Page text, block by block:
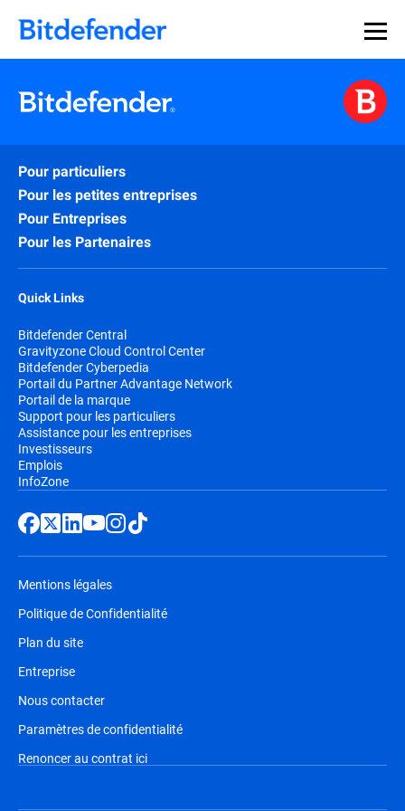
Pour particuliers
Pour les petites entreprises
Pour Entreprises
Pour les Partenaires
Quick Links
Bitdefender Central
Gravityzone Cloud Control Center
Bitdefender Cyberpedia
Portail du Partner Advantage Network
Portail de la marque
Support pour les particuliers
Assistance pour les entreprises
Investisseurs
Emplois
InfoZone
Mentions légales
Politique de Confidentialité
Plan du site
Entreprise
Nous contacter
Paramètres de confidentialité
Renoncer au contrat ici